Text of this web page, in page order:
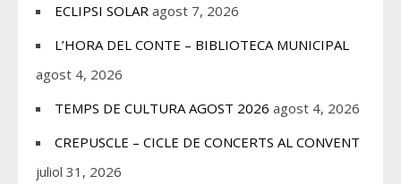
ECLIPSI SOLAR agost 7, 2026
L’HORA DEL CONTE – BIBLIOTECA MUNICIPAL
agost 4, 2026
TEMPS DE CULTURA AGOST 2026 agost 4, 2026
CREPUSCLE – CICLE DE CONCERTS AL CONVENT
juliol 31, 2026